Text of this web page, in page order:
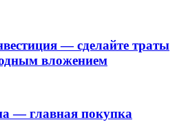
— сделайте траты
вложением
— главная покупка